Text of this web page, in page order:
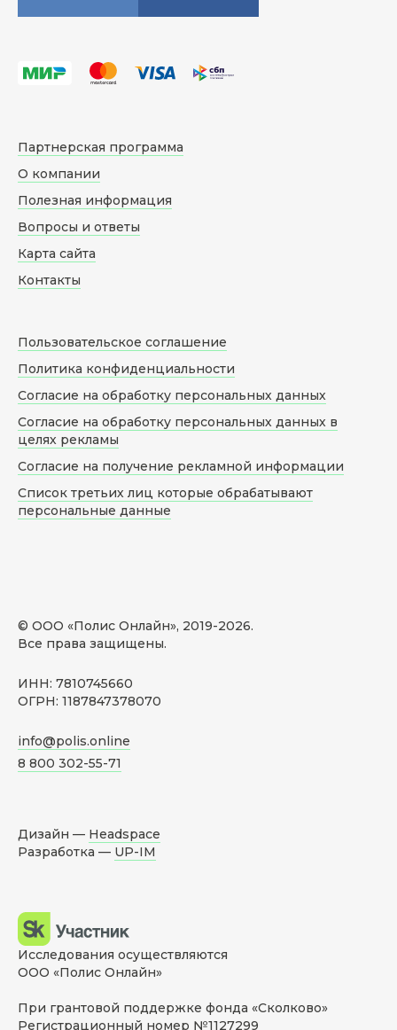
© ООО «Полис Онлайн», 2019-2026.
Все права защищены.
ИНН: 7810745660
ОГРН: 1187847378070
info@polis.online
8 800 302-55-71
Партнерская программа
О компании
Полезная информация
Вопросы и ответы
Карта сайта
Контакты
Пользовательское соглашение
Политика конфиденциальности
Согласие на обработку персональных данных
Согласие на обработку персональных данных в
целях рекламы
Согласие на получение рекламной информации
Список третьих лиц которые обрабатывают
персональные данные
Дизайн — Headspace
Разработка — UP-IM
Исследования осуществляются
ООО «Полис Онлайн»
При грантовой поддержке фонда «Сколково»
Регистрационный номер №1127299